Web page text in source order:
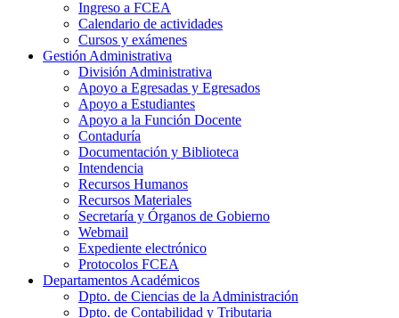
Ingreso a FCEA
Calendario de actividades
Cursos y exámenes
Gestión Administrativa
División Administrativa
Apoyo a Egresadas y Egresados
Apoyo a Estudiantes
Apoyo a la Función Docente
Contaduría
Documentación y Biblioteca
Intendencia
Recursos Humanos
Recursos Materiales
Secretaría y Órganos de Gobierno
Webmail
Expediente electrónico
Protocolos FCEA
Departamentos Académicos
Dpto. de Ciencias de la Administración
Dpto. de Contabilidad y Tributaria